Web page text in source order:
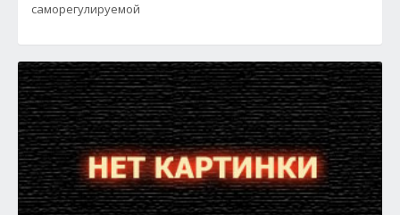
саморегулируемой